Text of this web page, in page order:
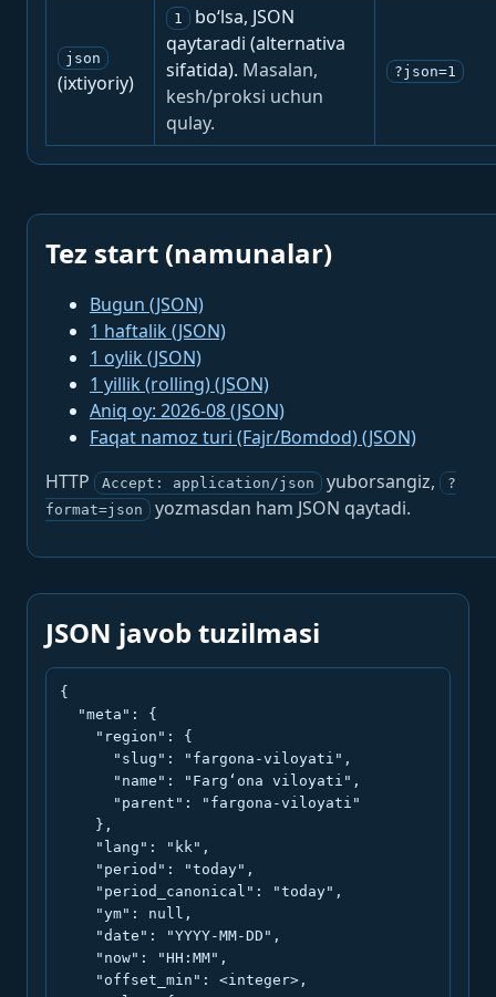
json
(ixtiyoriy)
1
bo‘lsa, JSON
qaytaradi (alternativa
sifatida). Masalan,
kesh/proksi uchun
qulay.
?json=1
Tez start (namunalar)
Bugun (JSON)
1 haftalik (JSON)
1 oylik (JSON)
1 yillik (rolling) (JSON)
Aniq oy: 2026-08 (JSON)
Faqat namoz turi (Fajr/Bomdod) (JSON)
HTTP
Accept: application/json yuborsangiz,
?
format=json
yozmasdan ham JSON qaytadi.
JSON javob tuzilmasi
{
  "meta": {
    "region": {
      "slug": "fargona-viloyati",
      "name": "Farg‘ona viloyati",
      "parent": "fargona-viloyati"
    },
    "lang": "kk",
    "period": "today",
    "period_canonical": "today",
    "ym": null,
    "date": "YYYY-MM-DD",
    "now": "HH:MM",
    "offset_min": <integer>,